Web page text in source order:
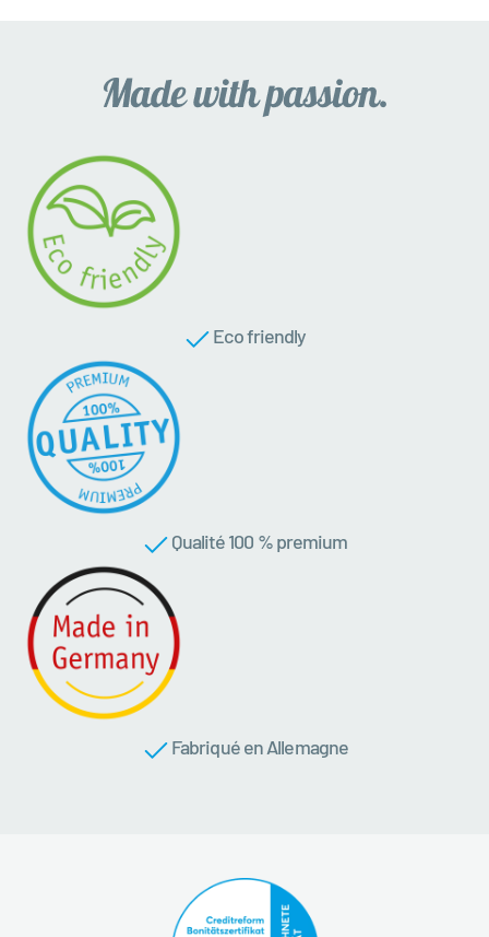
Eco friendly
Qualité 100 % premium
Fabriqué en Allemagne